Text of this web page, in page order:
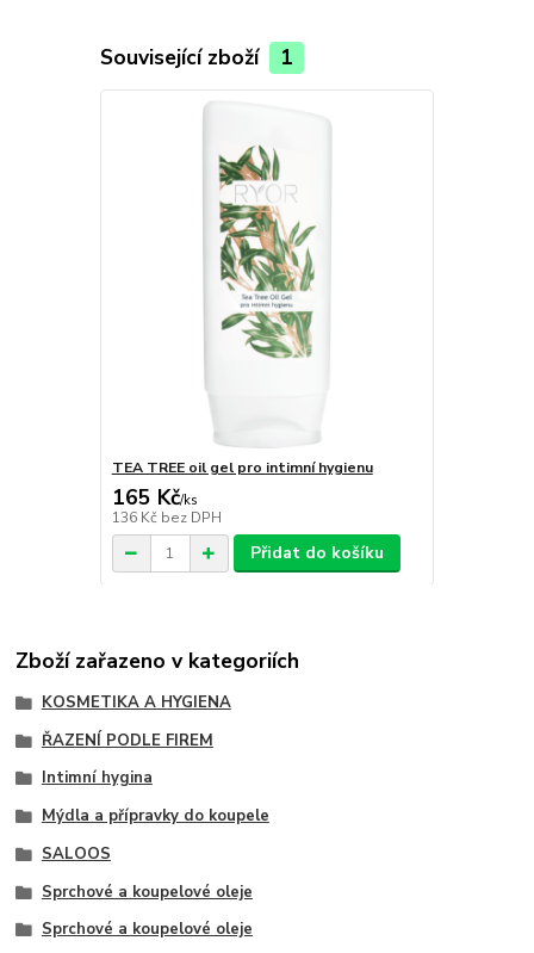
Související zboží 1
TEA TREE oil gel pro intimní hygienu
165 Kč/ks
136 Kč bez DPH
Přidat do košíku
Zboží zařazeno v kategoriích
KOSMETIKA A HYGIENA
ŘAZENÍ PODLE FIREM
Intimní hygina
Mýdla a přípravky do koupele
SALOOS
Sprchové a koupelové oleje
Sprchové a koupelové oleje